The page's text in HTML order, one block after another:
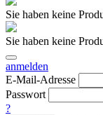
Sie haben keine
Sie haben keine
anmelden
E-Mail-Adresse
Passwort
?